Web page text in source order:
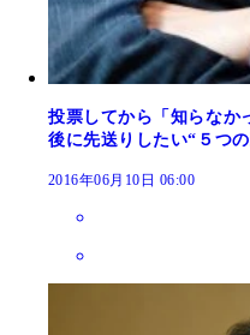
投票してから「知らな
後に先送りしたい“５つ
2016年06月10日 06:00